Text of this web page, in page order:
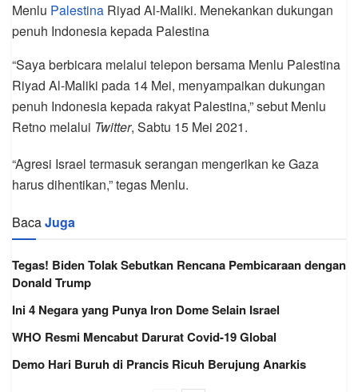
Menlu Palestina Riyad Al-Maliki. Menekankan dukungan
penuh Indonesia kepada Palestina
“Saya berbicara melalui telepon bersama Menlu Palestina
Riyad Al-Maliki pada 14 Mei, menyampaikan dukungan
penuh Indonesia kepada rakyat Palestina,” sebut Menlu
Retno melalui Twitter, Sabtu 15 Mei 2021.
“Agresi Israel termasuk serangan mengerikan ke Gaza
harus dihentikan,” tegas Menlu.
BacaJuga
Tegas! Biden Tolak Sebutkan Rencana Pembicaraan dengan
Donald Trump
Ini 4 Negara yang Punya Iron Dome Selain Israel
WHO Resmi Mencabut Darurat Covid-19 Global
Demo Hari Buruh di Prancis Ricuh Berujung Anarkis